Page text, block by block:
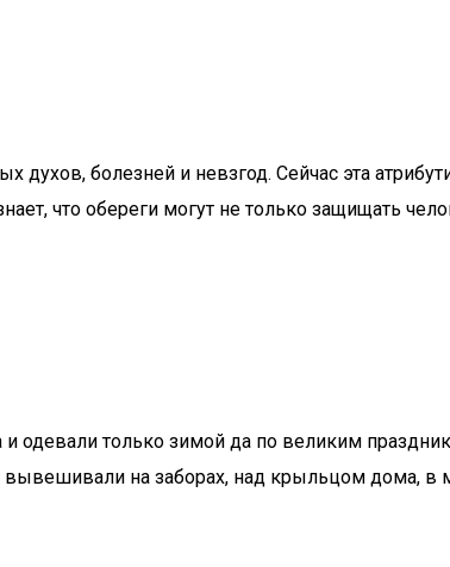
болезней и невзгод. Сейчас эта
что обереги могут не только защищать
и одевали только зимой да по великим
на заборах, над крыльцом дома, в